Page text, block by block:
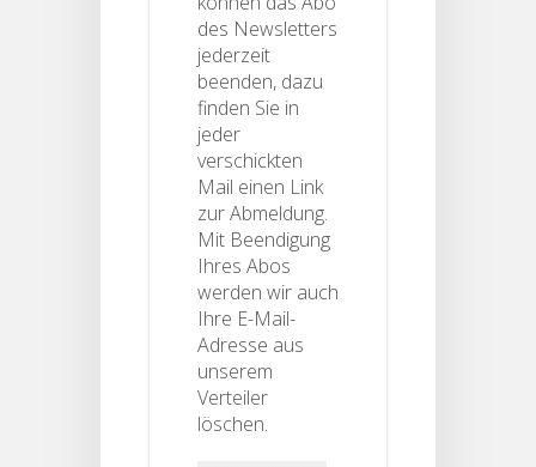
des Newsletters
jederzeit
beenden, dazu
finden Sie in
jeder
verschickten
Mail einen Link
zur Abmeldung.
Mit Beendigung
Ihres Abos
werden wir auch
Ihre E-Mail-
Adresse aus
unserem
Verteiler
löschen.